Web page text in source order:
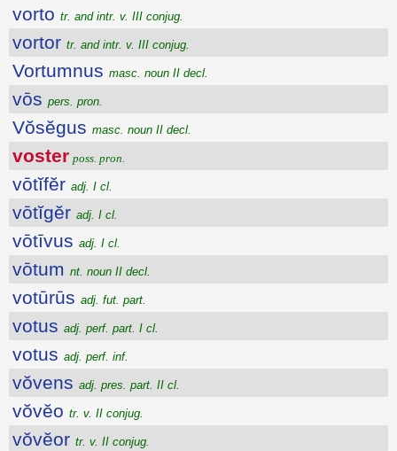
vorto tr. and intr. v. III conjug.
vortor tr. and intr. v. III conjug.
Vortumnus masc. noun II decl.
vōs pers. pron.
Vŏsĕgus masc. noun II decl.
voster poss. pron.
vōtĭfĕr adj. I cl.
vōtĭgĕr adj. I cl.
vōtīvus adj. I cl.
vōtum nt. noun II decl.
votūrūs adj. fut. part.
votus adj. perf. part. I cl.
votus adj. perf. inf.
vŏvens adj. pres. part. II cl.
vŏvĕo tr. v. II conjug.
vŏvĕor tr. v. II conjug.